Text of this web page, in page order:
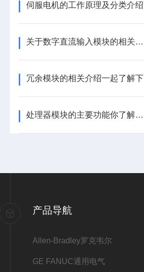
伺服电机的工作原理及分类介绍
关于数字直流输入模块的相关介绍
冗余模块的相关介绍一起了解下
处理器模块的主要功能你了解多少呢
产品导航
Allen-Bradley罗克韦尔
GE FANUC通用电气